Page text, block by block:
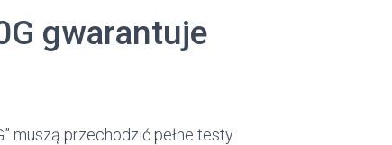
gwarantuje
muszą przechodzić pełne testy